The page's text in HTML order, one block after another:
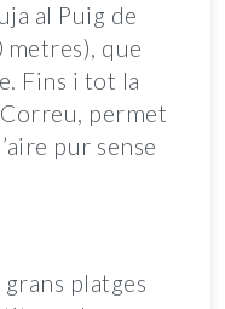
al Puig de
metres), que
Fins i tot la
permet
pur sense
platges